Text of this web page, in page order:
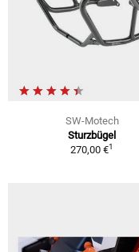
SW-Motech
Sturzbügel
270,00 €1